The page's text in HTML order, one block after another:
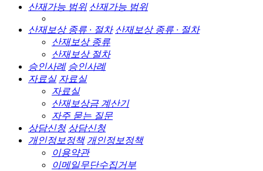
산재가능 범위 산재가능 범위
산재보상 종류 · 절차 산재보상 종류 · 절차
산재보상 종류
산재보상 절차
승인사례 승인사례
자료실 자료실
자료실
산재보상금 계산기
자주 묻는 질문
상담신청 상담신청
개인정보정책 개인정보정책
이용약관
이메일무단수집거부